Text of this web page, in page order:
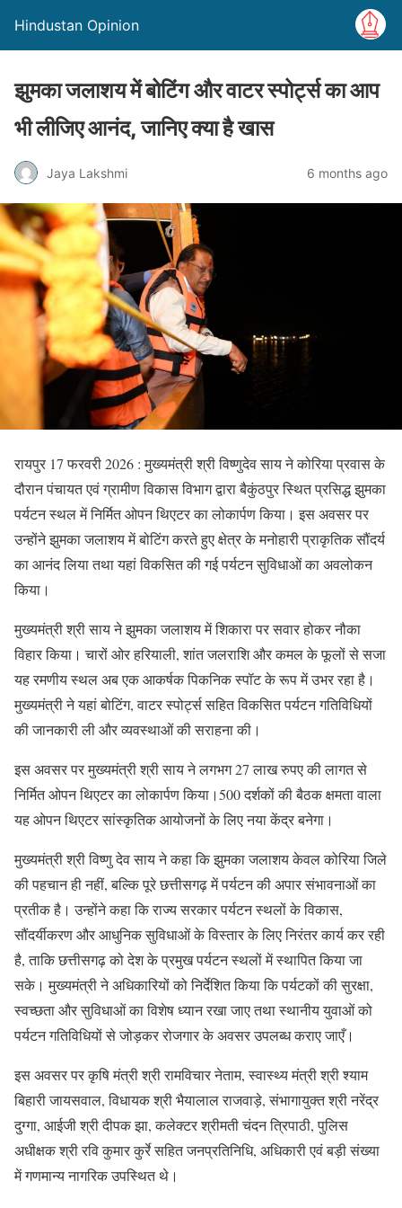
Hindustan Opinion
झुमका जलाशय में बोटिंग और वाटर स्पोर्ट्स का आप
भी लीजिए आनंद, जानिए क्या है खास
Jaya Lakshmi 6 months ago
रायपुर 17 फरवरी 2026 : मुख्यमंत्री श्री विष्णुदेव साय ने कोरिया प्रवास के
दौरान पंचायत एवं ग्रामीण विकास विभाग द्वारा बैकुंठपुर स्थित प्रसिद्ध झुमका
पर्यटन स्थल में निर्मित ओपन थिएटर का लोकार्पण किया। इस अवसर पर
उन्होंने झुमका जलाशय में बोटिंग करते हुए क्षेत्र के मनोहारी प्राकृतिक सौंदर्य
का आनंद लिया तथा यहां विकसित की गई पर्यटन सुविधाओं का अवलोकन
किया।
मुख्यमंत्री श्री साय ने झुमका जलाशय में शिकारा पर सवार होकर नौका
विहार किया। चारों ओर हरियाली, शांत जलराशि और कमल के फूलों से सजा
यह रमणीय स्थल अब एक आकर्षक पिकनिक स्पॉट के रूप में उभर रहा है।
मुख्यमंत्री ने यहां बोटिंग, वाटर स्पोर्ट्स सहित विकसित पर्यटन गतिविधियों
की जानकारी ली और व्यवस्थाओं की सराहना की।
इस अवसर पर मुख्यमंत्री श्री साय ने लगभग 27 लाख रुपए की लागत से
निर्मित ओपन थिएटर का लोकार्पण किया।500 दर्शकों की बैठक क्षमता वाला
यह ओपन थिएटर सांस्कृतिक आयोजनों के लिए नया केंद्र बनेगा।
मुख्यमंत्री श्री विष्णु देव साय ने कहा कि झुमका जलाशय केवल कोरिया जिले
की पहचान ही नहीं, बल्कि पूरे छत्तीसगढ़ में पर्यटन की अपार संभावनाओं का
प्रतीक है। उन्होंने कहा कि राज्य सरकार पर्यटन स्थलों के विकास,
सौंदर्यीकरण और आधुनिक सुविधाओं के विस्तार के लिए निरंतर कार्य कर रही
है, ताकि छत्तीसगढ़ को देश के प्रमुख पर्यटन स्थलों में स्थापित किया जा
सके। मुख्यमंत्री ने अधिकारियों को निर्देशित किया कि पर्यटकों की सुरक्षा,
स्वच्छता और सुविधाओं का विशेष ध्यान रखा जाए तथा स्थानीय युवाओं को
पर्यटन गतिविधियों से जोड़कर रोजगार के अवसर उपलब्ध कराए जाएँ।
इस अवसर पर कृषि मंत्री श्री रामविचार नेताम, स्वास्थ्य मंत्री श्री श्याम
बिहारी जायसवाल, विधायक श्री भैयालाल राजवाड़े, संभागायुक्त श्री नरेंद्र
दुग्गा, आईजी श्री दीपक झा, कलेक्टर श्रीमती चंदन त्रिपाठी, पुलिस
अधीक्षक श्री रवि कुमार कुर्रे सहित जनप्रतिनिधि, अधिकारी एवं बड़ी संख्या
में गणमान्य नागरिक उपस्थित थे।